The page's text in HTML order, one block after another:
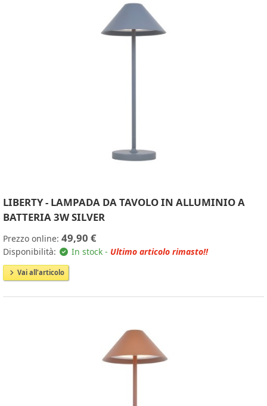
LIBERTY - LAMPADA DA TAVOLO IN ALLUMINIO A
BATTERIA 3W SILVER
Prezzo online: 49,90 €
Disponibilità: In stock - Ultimo articolo rimasto!!
Vai all'articolo